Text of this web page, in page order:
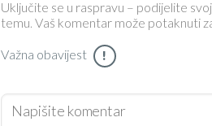
Uključite se u raspravu – podijelite
temu. Vaš komentar može potaknuti
Važna obavijest !